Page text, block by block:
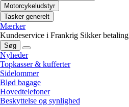
Motorcykeludstyr
Tasker generelt
Mærker
Kundeservice i Frankrig Sikker betaling
Søg
Nyheder
Topkasser & kufferter
Sidelommer
Blød bagage
Hovedtelefoner
Beskyttelse og synlighed